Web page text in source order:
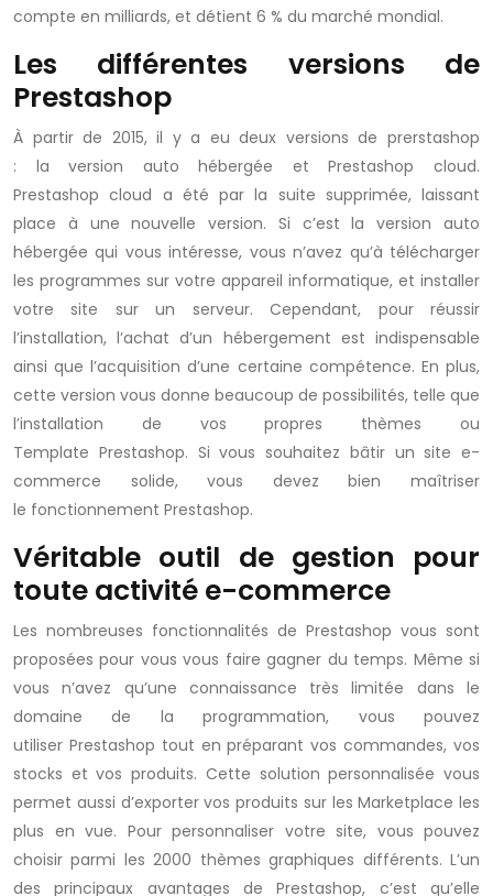
compte en milliards, et détient 6 % du marché mondial.
Les différentes versions de
Prestashop
À partir de 2015, il y a eu deux versions de prerstashop
: la version auto hébergée et Prestashop cloud.
Prestashop cloud a été par la suite supprimée, laissant
place à une nouvelle version. Si c’est la version auto
hébergée qui vous intéresse, vous n’avez qu’à télécharger
les programmes sur votre appareil informatique, et installer
votre site sur un serveur. Cependant, pour réussir
l’installation, l’achat d’un hébergement est indispensable
ainsi que l’acquisition d’une certaine compétence. En plus,
cette version vous donne beaucoup de possibilités, telle que
l’installation de vos propres thèmes ou
Template Prestashop. Si vous souhaitez bâtir un site e-
commerce solide, vous devez bien maîtriser
le fonctionnement Prestashop.
Véritable outil de gestion pour
toute activité e-commerce
Les nombreuses fonctionnalités de Prestashop vous sont
proposées pour vous vous faire gagner du temps. Même si
vous n’avez qu’une connaissance très limitée dans le
domaine de la programmation, vous pouvez
utiliser Prestashop tout en préparant vos commandes, vos
stocks et vos produits. Cette solution personnalisée vous
permet aussi d’exporter vos produits sur les Marketplace les
plus en vue. Pour personnaliser votre site, vous pouvez
choisir parmi les 2000 thèmes graphiques différents. L’un
des principaux avantages de Prestashop, c’est qu’elle